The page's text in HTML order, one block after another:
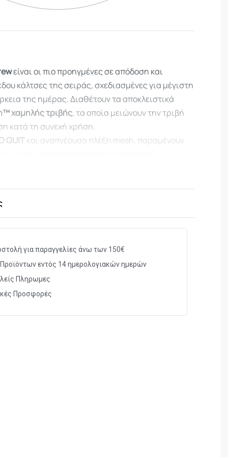
είναι οι πιο προηγμένες σε απόδοση και
κάλτσες της σειράς, σχεδιασμένες για μέγιστη
της ημέρας. Διαθέτουν τα αποκλειστικά
χαμηλής τριβής, τα οποία μειώνουν την τριβή
κατά τη συνεχή χρήση.
QUITκαι αναπνέουσα πλέξη mesh, παραμένουν
απαράμιλλη άνεση. Οι κάλτσες διαθέτουν
QUIT
mesh
για μείωση τριβής
σε φτέρνα και δάχτυλα
και άνετη ραφή στα δάχτυλα
για παραγγελίες άνω των 150€
εντός 14 ημερολογιακών ημερών
Πληρωμες
Προσφορές